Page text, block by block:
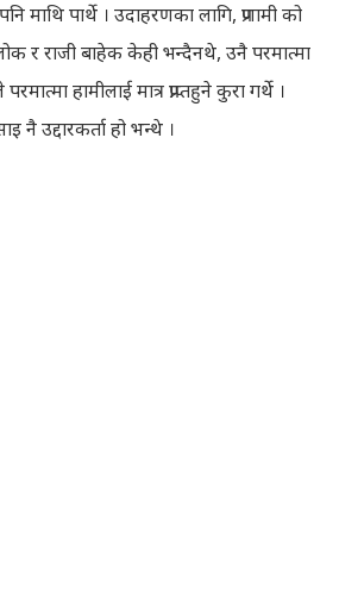
माथि पार्थे । उदाहरणका लागि, प्रणामी को
र राजी बाहेक केही भन्दैनथे, उनै परमात्मा
हामीलाई मात्र प्राप्तहुने कुरा गर्थे ।
नै उद्दारकर्ता हो भन्थे ।